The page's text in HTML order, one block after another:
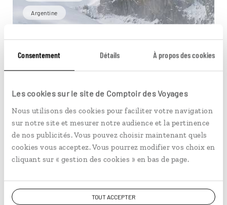
Consentement Détails À propos des cookies
Les cookies sur le site de Comptoir des Voyages
Nous utilisons des cookies pour faciliter votre navigation
sur notre site et mesurer notre audience et la pertinence
de nos publicités. Vous pouvez choisir maintenant quels
cookies vous acceptez. Vous pourrez modifier vos choix en
cliquant sur « gestion des cookies » en bas de page.
TOUT ACCEPTER
Argentine
Croisière de glace en
Terre de Feu